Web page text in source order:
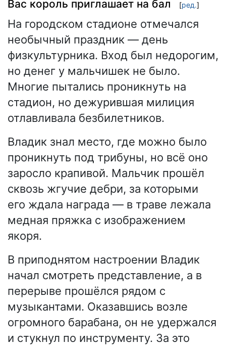
Вас король приглашает на бал [ред.]
На городском стадионе отмечался
необычный праздник — день
физкультурника. Вход был недорогим,
но денег у мальчишек не было.
Многие пытались проникнуть на
стадион, но дежурившая милиция
отлавливала безбилетников.
Владик знал место, где можно было
проникнуть под трибуны, но всё оно
заросло крапивой. Мальчик прошёл
сквозь жгучие дебри, за которыми
его ждала награда — в траве лежала
медная пряжка с изображением
якоря.
В приподнятом настроении Владик
начал смотреть представление, а в
перерыве прошёлся рядом с
музыкантами. Оказавшись возле
огромного барабана, он не удержался
и стукнул по инструменту. За это